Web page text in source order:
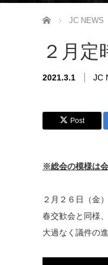
ホーム JC NEWS
２月定
2021.3.1 JC
Post
※総会の模様は
２月２６日（金
春交歓会と同様
大過なく議件の